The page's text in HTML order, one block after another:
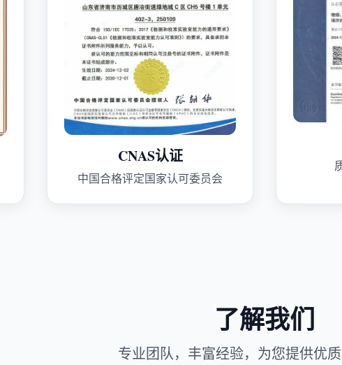
CNAS认证
中国合格评定国家认可委员会
了解我们
专业团队，丰富经验，为您提供优